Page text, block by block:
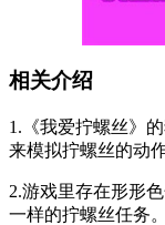
相关介绍
1.《我爱拧螺丝》
来模拟拧螺丝的动作
2.游戏里存在形形
一样的拧螺丝任务。